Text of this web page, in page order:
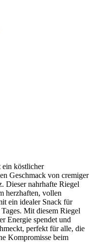
ein köstlicher
Geschmack von cremiger
Dieser nahrhafte Riegel
herzhaften, vollen
ein idealer Snack für
Mit diesem Riegel
Energie spendet und
perfekt für alle, die
Kompromisse beim